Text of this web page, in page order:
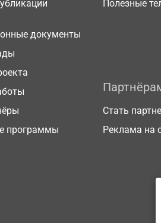
документы
программы
Полезные
Стать
Реклама на